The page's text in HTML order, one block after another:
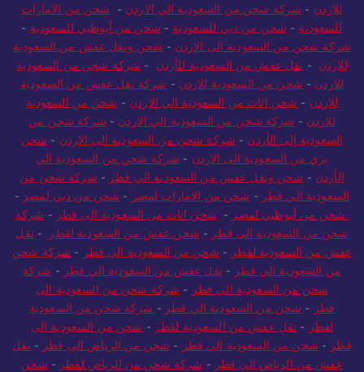
للاردن - شركة شحن من السعودية الي الاردن - شحن من الامارات
للسعودية - شحن من دبي للسعودية - شحن من أبوظبي للسعودية -
شركة شحن من السعودية الى الاردن - شحن ونقل عفش من السعودية
للاردن - نقل عفش من السعودية للأردن - شركة شحن من السعودية
للاردن - شحن من السعودية للاردن - شركة نقل عفش من السعودية
للاردن - شحن اثاث من السعودية الي الاردن - شحن من السعودية
للاردن - شركة شحن من السعودية الي الاردن - شركة شحن من
السعودية إلى الأردن - شركة شحن من السعودية الى الاردن - شحن
بري من السعودية الى الاردن - شركة شحن من السعودية الي
الأردن - شحن ونقل عفش من السعودية الي قطر - شركة شحن من
السعودية الي قطر - شحن من الامارات لمصر - شحن من دبي لمصر -
شحن من أبوظبي لمصر - شحن اثاث من السعودية الى قطر - شركة
شحن من السعودية الى قطر - شحن عفش من السعودية لقطر - نقل
عفش من السعودية لقطر - شحن من السعودية الى قطر - شركة شحن
من السعودية الي قطر - نقل عفش من السعودية الي قطر - شركة
شحن من السعودية الي قطر - شركة شحن من السعودية الى
قطر - شحن من السعودية الي قطر - شركة شحن من السعودية
لقطر - نقل عفش من السعودية لقطر - شحن من السعودية الى
قطر - شحن من السعودية الي قطر - شحن من الرياض الي قطر - نقل
عفش من الرياض الي قطر - شركة شحن من الرياض لقطر - شحن